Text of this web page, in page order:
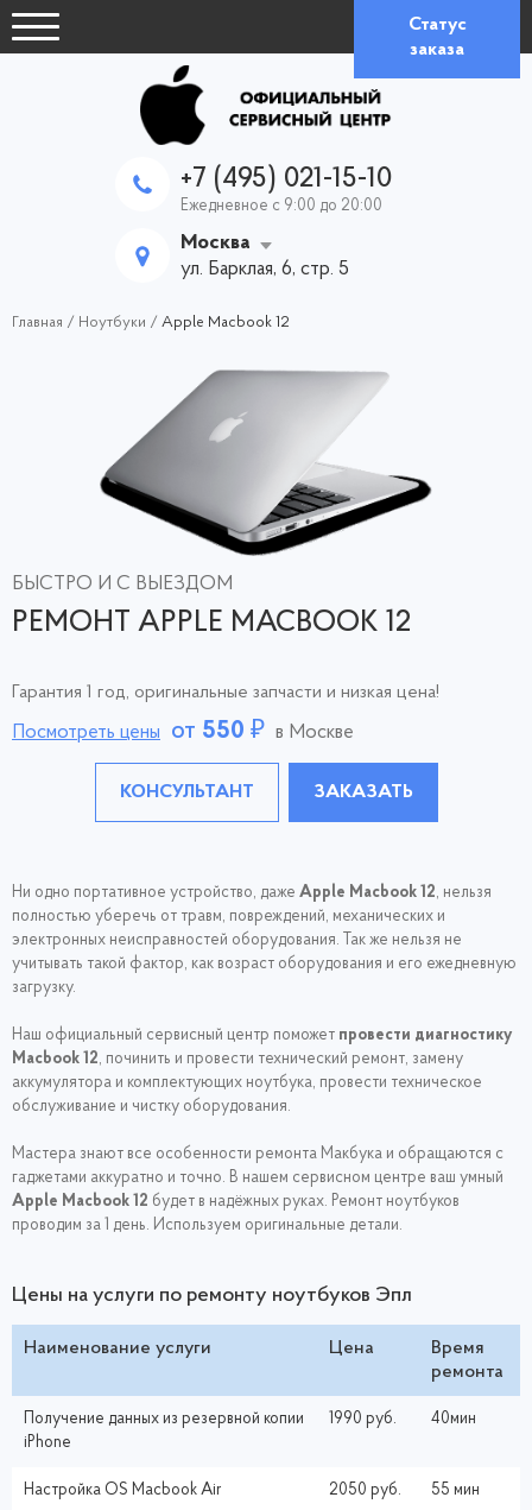
Статус
заказа
+7 (495) 021-15-10
Ежедневное с 9:00 до 20:00
Москва
ул. Барклая, 6, стр. 5
Главная / Ноутбуки / Apple Macbook 12
БЫСТРО И С ВЫЕЗДОМ
РЕМОНТ APPLE MACBOOK 12
Гарантия 1 год, оригинальные запчасти и низкая цена!
Посмотреть цены от 550 ₽ в Москве
КОНСУЛЬТАНТ ЗАКАЗАТЬ
Ни одно портативное устройство, даже Apple Macbook 12, нельзя
полностью уберечь от травм, повреждений, механических и
электронных неисправностей оборудования. Так же нельзя не
учитывать такой фактор, как возраст оборудования и его ежедневную
загрузку.
Наш официальный сервисный центр поможет провести диагностику
Macbook 12, починить и провести технический ремонт, замену
аккумулятора и комплектующих ноутбука, провести техническое
обслуживание и чистку оборудования.
Мастера знают все особенности ремонта Макбука и обращаются с
гаджетами аккуратно и точно. В нашем сервисном центре ваш умный
Apple Macbook 12 будет в надёжных руках. Ремонт ноутбуков
проводим за 1 день. Используем оригинальные детали.
Цены на услуги по ремонту ноутбуков Эпл
Наименование услуги Цена
Время
ремонта
Получение данных из резервной копии
iPhone
1990 руб. 40мин
Настройка ОS Macbook Air 2050 руб. 55 мин